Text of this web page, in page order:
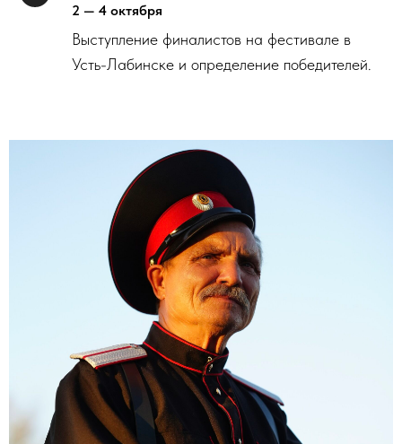
2 — 4 октября
Выступление финалистов на фестивале в
Усть-Лабинске и определение победителей.